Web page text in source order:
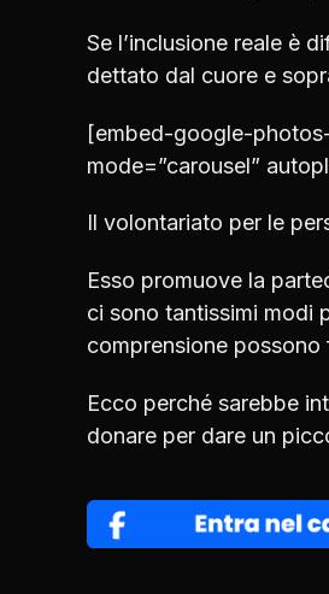
Se l’inclusione reale è
dettato dal cuore e
[embed-google-
mode=”carousel”
Il volontariato per le
Esso promuove la
ci sono tantissimi modi
comprensione possono
Ecco perché sarebbe
donare per dare un